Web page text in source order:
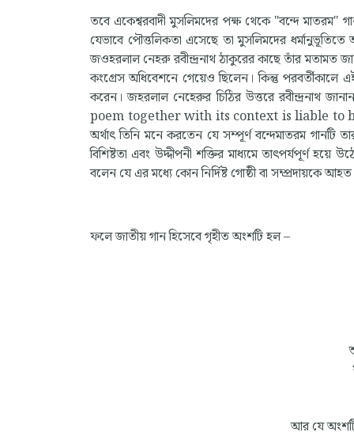
তবে একেশ্বরবাদী মুসলিমদের পক্ষ থেকে "বন্দে মাতরম"
যেভাবে পৌত্তলিকতা এসেছে তা মুসলিমদের
জওহরলাল নেহরু রবীন্দ্রনাথ ঠাকুরের কাছে তাঁর মতামত
কংগ্রেস অধিবেশনে গেয়েও ছিলেন। কিন্তু পরবর্তীকালে
করেন। জহরলাল নেহেরুর চিঠির উত্তরে
poem together with its context is liable
অর্থাৎ তিনি মনে করতেন যে সম্পূর্ণ বন্দেমাতরম গানটি
বিশিষ্টতা এবং উদ্দীপনী শক্তির মাধ্যমে তাৎপর্যপূর্ণ
বলেন যে এর মধ্যে কোন নির্দিষ্ট গোষ্ঠী বা সম্প্রদায়কে
ফলে জাতীয় গান হিসেবে গৃহীত অংশটি হল –
আর যে